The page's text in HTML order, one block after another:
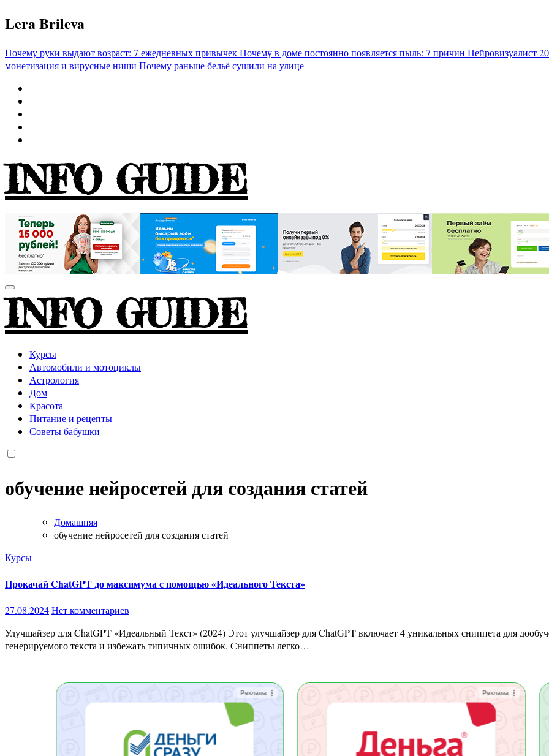
Перейти
к
Lera Brileva
Почему руки выдают возраст: 7 ежедневных привычекПочему в доме постоянно появляется пыль: 7 причин Нейровизуалист
монетизация и вирусные ниши Почему раньше бельё сушили на улице
INFO GUIDE
INFO GUIDE
Курсы
Автомобили и мотоциклы
Астрология
Дом
Красота
Питание и рецепты
Советы бабушки
обучение нейросетей для создания статей
Домашняя
обучение нейросетей для создания статей
Курсы
Прокачай ChatGPT до максимума с помощью «Идеального Текста»
27.08.2024Нет комментариев
Улучшайзер для ChatGPT «Идеальный Текст» (2024) Этот улучшайзер для ChatGPT включает 4 уникальных сниппета для дообучения, которые помогут вам значительно повысить качество
генерируемого текста и избежать типичных ошибок. Сниппеты легко…
Реклама Реклама